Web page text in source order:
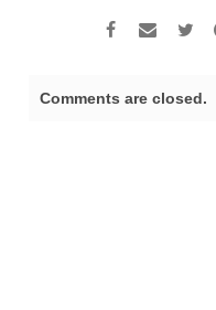
Comments are closed.